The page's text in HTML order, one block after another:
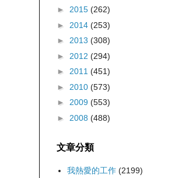
► 2015 (262)
► 2014 (253)
► 2013 (308)
► 2012 (294)
► 2011 (451)
► 2010 (573)
► 2009 (553)
► 2008 (488)
文章分類
我熱愛的工作 (2199)